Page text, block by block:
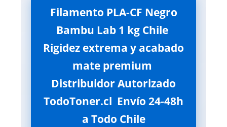
Filamento PLA-CF Negro
Bambu Lab 1 kg Chile 
Rigidez extrema y acabado
mate premium 
Distribuidor Autorizado
TodoToner.cl  Envío 24-48h
a Todo Chile